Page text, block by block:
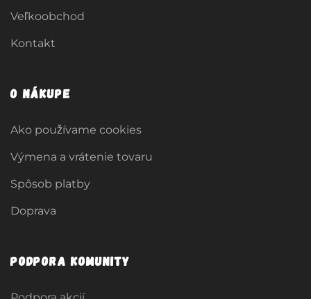
Veľkoobchod
Kontakt
O nákupe
Ako používame cookies
Výmena a vrátenie tovaru
Spôsob platby
Doprava
Podpora komunity